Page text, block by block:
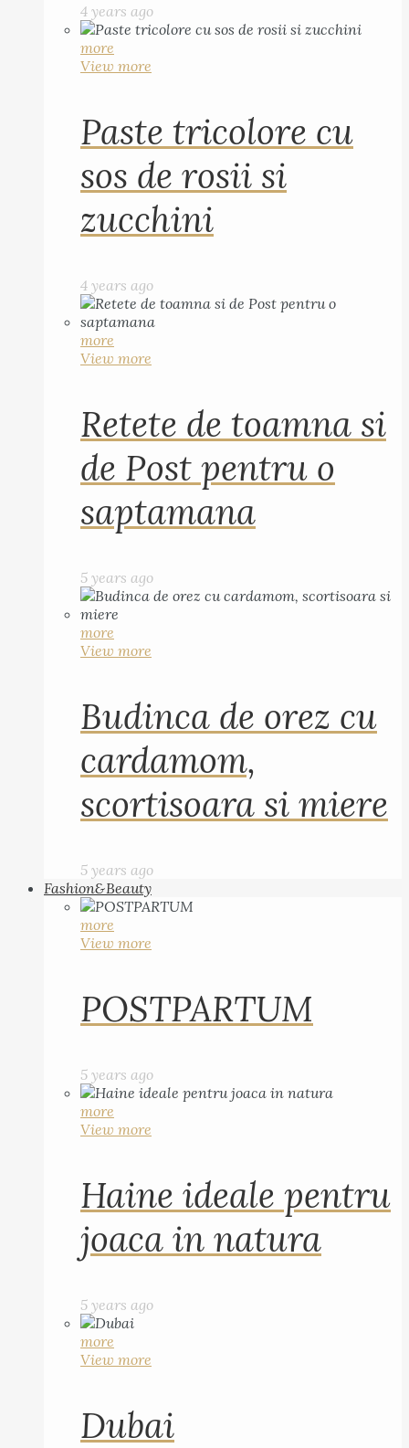
4 years ago
more
View more
Paste tricolore cu
sos de rosii si
zucchini
4 years ago
more
View more
Retete de toamna si
de Post pentru o
saptamana
5 years ago
more
View more
Budinca de orez cu
cardamom,
scortisoara si miere
5 years ago
Fashion&Beauty
more
View more
POSTPARTUM
5 years ago
more
View more
Haine ideale pentru
joaca in natura
5 years ago
more
View more
Dubai